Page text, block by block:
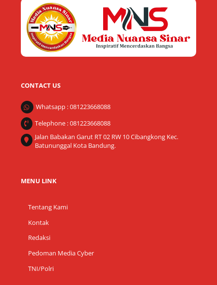
Top
CONTACT US
Whatsapp : 081223668088
Telephone : 081223668088
Jalan Babakan Garut RT 02 RW 10 Cibangkong Kec.
Batununggal Kota Bandung.
MENU LINK
Tentang Kami
Kontak
Redaksi
Pedoman Media Cyber
TNI/Polri